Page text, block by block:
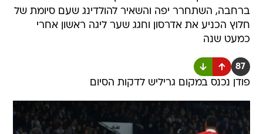
ברחבה, השתחרר יפה והשאיר להולדינג שעם סיומת של
חלוץ הכניע את אדרסון וחגג שער ליגה ראשון אחרי
כמעט שנה
87
פודן נכנס במקום גריליש לדקות הסיום